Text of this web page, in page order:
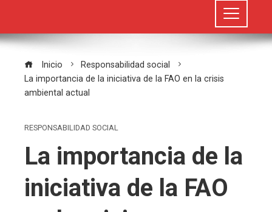
Inicio
Responsabilidad social
La importancia de la iniciativa de la FAO en la crisis
ambiental actual
RESPONSABILIDAD SOCIAL
La importancia de la
iniciativa de la FAO